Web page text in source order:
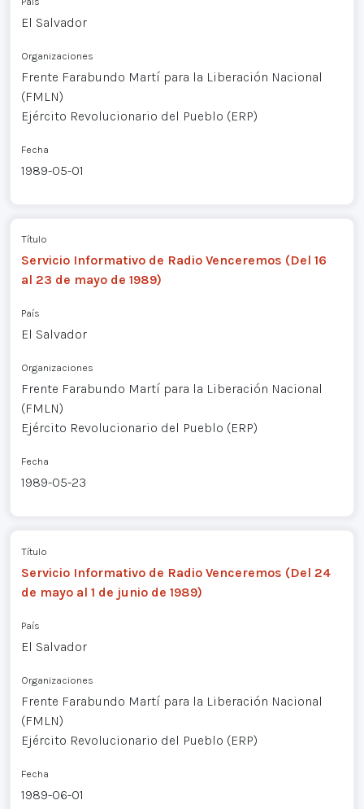
El Salvador
Organizaciones
Frente Farabundo Martí para la Liberación Nacional
(FMLN)
Ejército Revolucionario del Pueblo (ERP)
Fecha
1989-05-01
Título
Servicio Informativo de Radio Venceremos (Del 16
al 23 de mayo de 1989)
País
El Salvador
Organizaciones
Frente Farabundo Martí para la Liberación Nacional
(FMLN)
Ejército Revolucionario del Pueblo (ERP)
Fecha
1989-05-23
Título
Servicio Informativo de Radio Venceremos (Del 24
de mayo al 1 de junio de 1989)
País
El Salvador
Organizaciones
Frente Farabundo Martí para la Liberación Nacional
(FMLN)
Ejército Revolucionario del Pueblo (ERP)
Fecha
1989-06-01